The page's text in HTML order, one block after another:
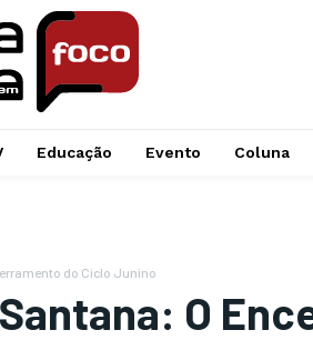
Educação Evento Coluna
do Ciclo Junino
O